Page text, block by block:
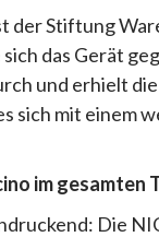
der Stiftung
das Gerät
und erhielt
sich mit einem
im gesamten
Die